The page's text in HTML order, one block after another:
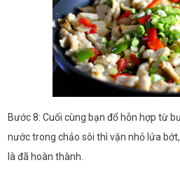
Bước 8: Cuối cùng bạn đổ hỗn hợp từ
nước trong chảo sôi thì vặn nhỏ lửa
là đã hoàn thành.